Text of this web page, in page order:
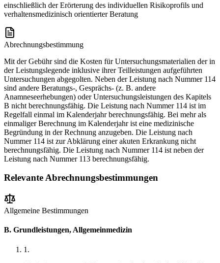
einschließlich der Erörterung des individuellen Risikoprofils und
verhaltensmedizinisch orientierter Beratung
Abrechnungsbestimmung
Mit der Gebühr sind die Kosten für Untersuchungsmaterialien der in
der Leistungslegende inklusive ihrer Teilleistungen aufgeführten
Untersuchungen abgegolten. Neben der Leistung nach Nummer 114
sind andere Beratungs-, Gesprächs- (z. B. andere
Anamneseerhebungen) oder Untersuchungsleistungen des Kapitels
B nicht berechnungsfähig. Die Leistung nach Nummer 114 ist im
Regelfall einmal im Kalenderjahr berechnungsfähig. Bei mehr als
einmaliger Berechnung im Kalenderjahr ist eine medizinische
Begründung in der Rechnung anzugeben. Die Leistung nach
Nummer 114 ist zur Abklärung einer akuten Erkrankung nicht
berechnungsfähig. Die Leistung nach Nummer 114 ist neben der
Leistung nach Nummer 113 berechnungsfähig.
Relevante Abrechnungsbestimmungen
Allgemeine Bestimmungen
B. Grundleistungen, Allgemeinmedizin
1 .